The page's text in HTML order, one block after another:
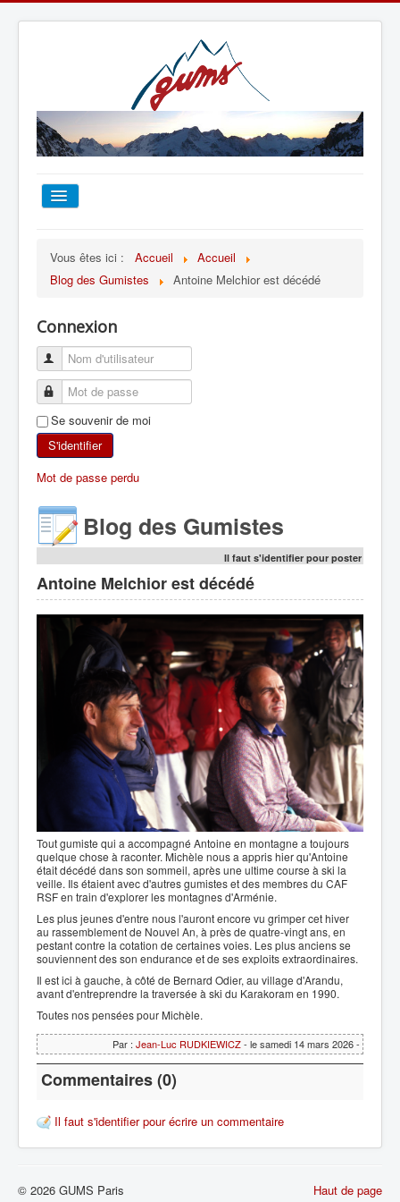
TOUT SUR LE GUMS
ESCALADE
ALPINISME
SKI DE RANDONNÉE
RANDONNÉE SPORTIVE
Vous êtes ici : Accueil
Accueil
Blog des Gumistes
Antoine Melchior est décédé
Connexion
Se souvenir de moi
S'identifier
Mot de passe perdu
Blog des Gumistes
Il faut s'identifier pour poster
Antoine Melchior est décédé
Tout gumiste qui a accompagné Antoine en montagne a toujours
quelque chose à raconter. Michèle nous a appris hier qu'Antoine
était décédé dans son sommeil, après une ultime course à ski la
veille. Ils étaient avec d'autres gumistes et des membres du CAF
RSF en train d'explorer les montagnes d'Arménie.
Les plus jeunes d'entre nous l'auront encore vu grimper cet hiver
au rassemblement de Nouvel An, à près de quatre-vingt ans, en
pestant contre la cotation de certaines voies. Les plus anciens se
souviennent des son endurance et de ses exploits extraordinaires.
Il est ici à gauche, à côté de Bernard Odier, au village d'Arandu,
avant d'entreprendre la traversée à ski du Karakoram en 1990.
Toutes nos pensées pour Michèle.
Par : Jean-Luc RUDKIEWICZ- le samedi 14 mars 2026 -
Commentaires (0)
Il faut s'identifier pour écrire un commentaire
Haut de page
© 2026 GUMS Paris